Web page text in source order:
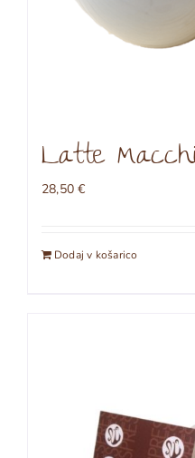
Latte
28,50€
Dodaj v košarico